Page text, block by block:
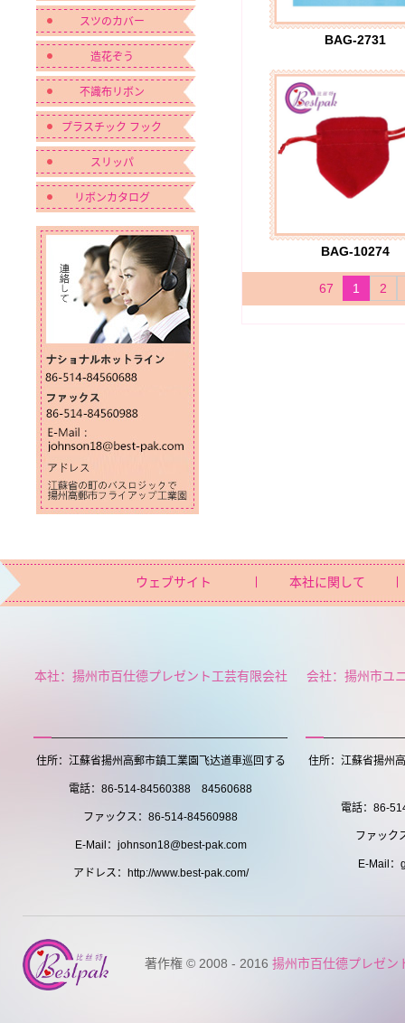
スツのカバー
造花ぞう
不識布リボン
プラスチック フック
スリッパ
リボンカタログ
BAG-2731
BAG-10274
67 1 2
ウェブサイト 本社に関して
本社：揚州市百仕德プレゼント工芸有限会社
住所：江蘇省揚州高郵市鎮工業園飞达道車巡回する
電話：86-514-84560388 84560688
ファックス：86-514-84560988
E-Mail：johnson18@best-pak.com
アドレス：http://www.best-pak.com/
会社：揚州市ユ
住所：江蘇省揚州
電話：86-
ファック
E-Mail：
著作権 © 2008 - 2016 揚州市百仕德プレゼン